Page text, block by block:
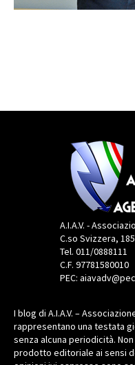
A.I.A.V. -
C.so Svizzera,
Tel. 011/0888111
C.F. 97781580010
PEC:
I blog di A.I.A.V. –
rappresentano una testata
senza alcuna periodicità.
prodotto editoriale ai sensi